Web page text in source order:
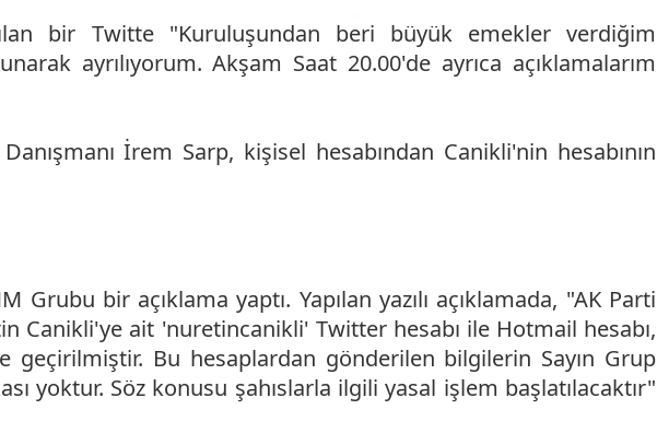
bir Twitte "Kuruluşundan beri büyük emekler verdiğim
ayrılıyorum. Akşam Saat 20.00'de ayrıca açıklamalarım
İrem Sarp, kişisel hesabından Canikli'nin hesabının
Grubu bir açıklama yaptı. Yapılan yazılı açıklamada, "AK Parti
Canikli'ye ait 'nuretincanikli' Twitter hesabı ile Hotmail hesabı,
geçirilmiştir. Bu hesaplardan gönderilen bilgilerin Sayın Grup
yoktur. Söz konusu şahıslarla ilgili yasal işlem başlatılacaktır"